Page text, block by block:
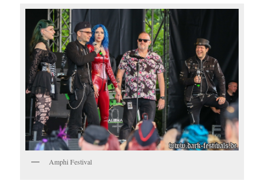
Amphi Festival